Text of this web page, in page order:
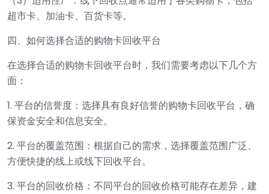
超市卡、加油卡、百货卡等。
四、如何选择合适的购物卡回收平台
在选择合适的购物卡回收平台时，我们需要考虑以下几个方
面：
1. 平台的信誉度：选择具有良好信誉的购物卡回收平台，确
保资金安全和信息安全。
2. 平台的覆盖范围：根据自己的需求，选择覆盖范围广泛、
方便快捷的线上或线下回收平台。
3. 平台的回收价格：不同平台的回收价格可能存在差异，建